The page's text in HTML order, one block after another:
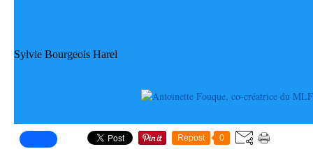
Sylvie Bourgeois Harel
Repost 0